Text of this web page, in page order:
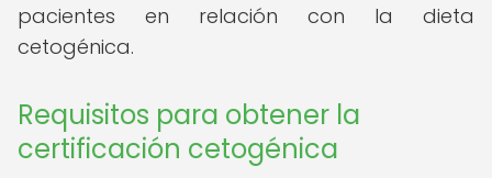
pacientes en relación con la dieta
cetogénica.
Requisitos para obtener la
certificación cetogénica